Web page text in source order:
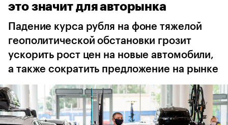
это значит для авторынка
Падение курса рубля на фоне тяжелой
геополитической обстановки грозит
ускорить рост цен на новые автомобили,
а также сократить предложение на рынке